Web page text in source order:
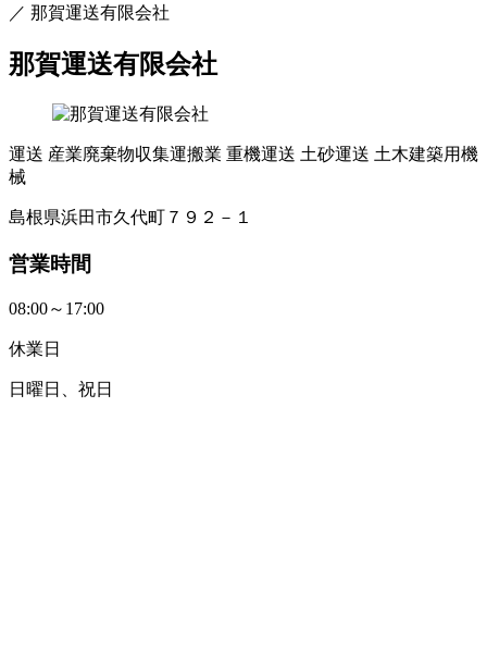
／ 那賀運送有限会社
那賀運送有限会社
運送 産業廃棄物収集運搬業 重機運送 土砂運送 土木建築用機
械
島根県浜田市久代町７９２－１
営業時間
08:00～17:00
休業日
日曜日、祝日